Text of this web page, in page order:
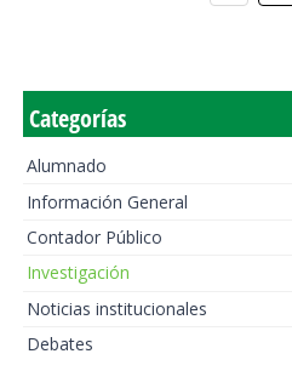
Categorías
Alumnado
Información General
Contador Público
Investigación
Noticias institucionales
Debates